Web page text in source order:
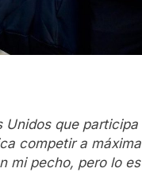
Unidos que participa
competir a
mi pecho, pero lo